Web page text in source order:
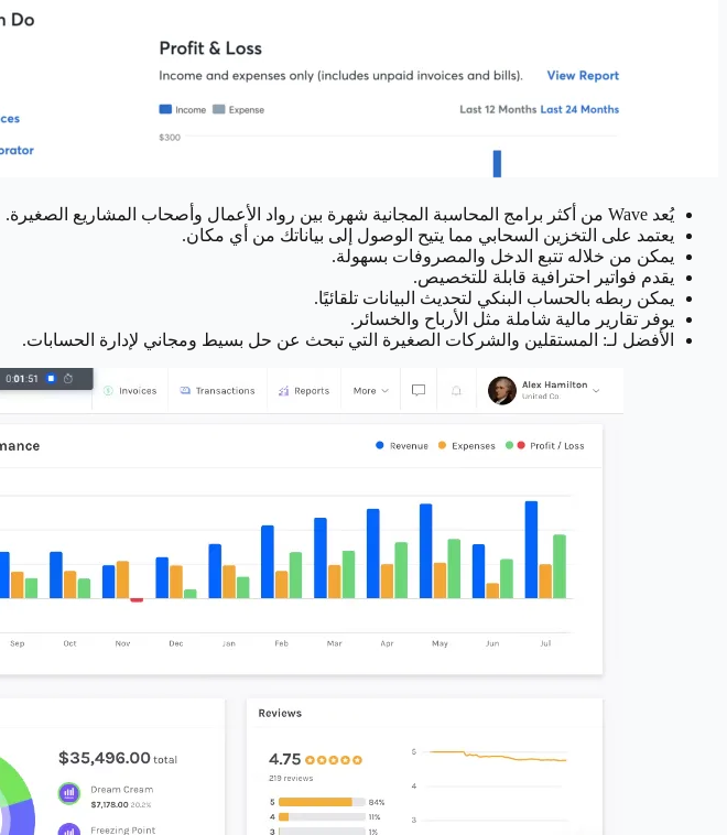
يُعد Wave من أكثر برامج المحاسبة المجانية شهرة بين رواد الأعمال وأصحاب المشاريع الصغيرة.
يعتمد على التخزين السحابي مما يتيح الوصول إلى بياناتك من أي مكان.
يمكن من خلاله تتبع الدخل والمصروفات بسهولة.
يقدم فواتير احترافية قابلة للتخصيص.
يمكن ربطه بالحساب البنكي لتحديث البيانات تلقائيًا.
يوفر تقارير مالية شاملة مثل الأرباح والخسائر.
الأفضل لـ: المستقلين والشركات الصغيرة التي تبحث عن حل بسيط ومجاني لإدارة الحسابات.